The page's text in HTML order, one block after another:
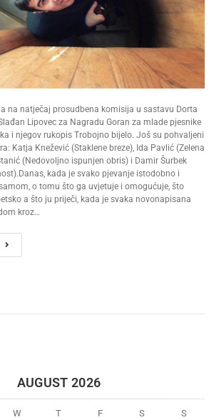
na natječaj prosudbena komisija u sastavu Dorta
Lipovec za Nagradu Goran za mlade pjesnike
i njegov rukopis Trobojno bijelo. Još su pohvaljeni
Katja Knežević (Staklene breze), Ida Pavlić (Zelena
(Nedovoljno ispunjen obris) i Damir Šurbek
kada je svako pjevanje istodobno i
o tomu što ga uvjetuje i omogućuje, što
a što ju priječi, kada je svaka novonapisana
kroz…
AUGUST 2026
W T F S
S